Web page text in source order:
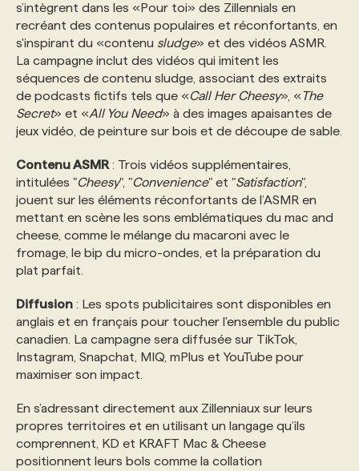
ANNONCEZ AVEC NOUS
s’intègrent dans les «Pour toi» des Zillennials en
recréant des contenus populaires et réconfortants, en
s'inspirant du «contenu sludge» et des vidéos ASMR.
La campagne inclut des vidéos qui imitent les
séquences de contenu sludge, associant des extraits
de podcasts fictifs tels que «Call Her Cheesy», «The
Secret» et «All You Need» à des images apaisantes de
jeux vidéo, de peinture sur bois et de découpe de sable.
Contenu ASMR : Trois vidéos supplémentaires,
intitulées "Cheesy", "Convenience" et "Satisfaction",
jouent sur les éléments réconfortants de l’ASMR en
mettant en scène les sons emblématiques du mac and
cheese, comme le mélange du macaroni avec le
fromage, le bip du micro-ondes, et la préparation du
plat parfait.
Diffusion : Les spots publicitaires sont disponibles en
anglais et en français pour toucher l'ensemble du public
canadien. La campagne sera diffusée sur TikTok,
Instagram, Snapchat, MIQ, mPlus et YouTube pour
maximiser son impact.
En s’adressant directement aux Zillenniaux sur leurs
propres territoires et en utilisant un langage qu’ils
comprennent, KD et KRAFT Mac & Cheese
positionnent leurs bols comme la collation